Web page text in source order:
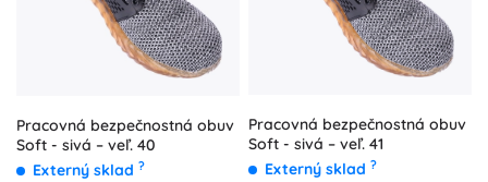
Pracovná bezpečnostná obuv
Soft - sivá – veľ. 40
Externý sklad ?
Pracovná bezpečnostná obuv
Soft - sivá – veľ. 41
Externý sklad ?